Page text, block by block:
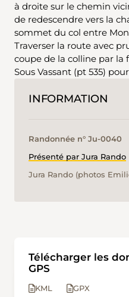
à droite sur le chemin
de redescendre vers la
sommet du col entre
Traverser la route avec
coupe de la colline par la
Sous Vassant (pt 535)
INFORMATION
Randonnée n° Ju-0040
Présenté par Jura Rando
Jura Rando (photos
Télécharger les
GPS
KML GPX